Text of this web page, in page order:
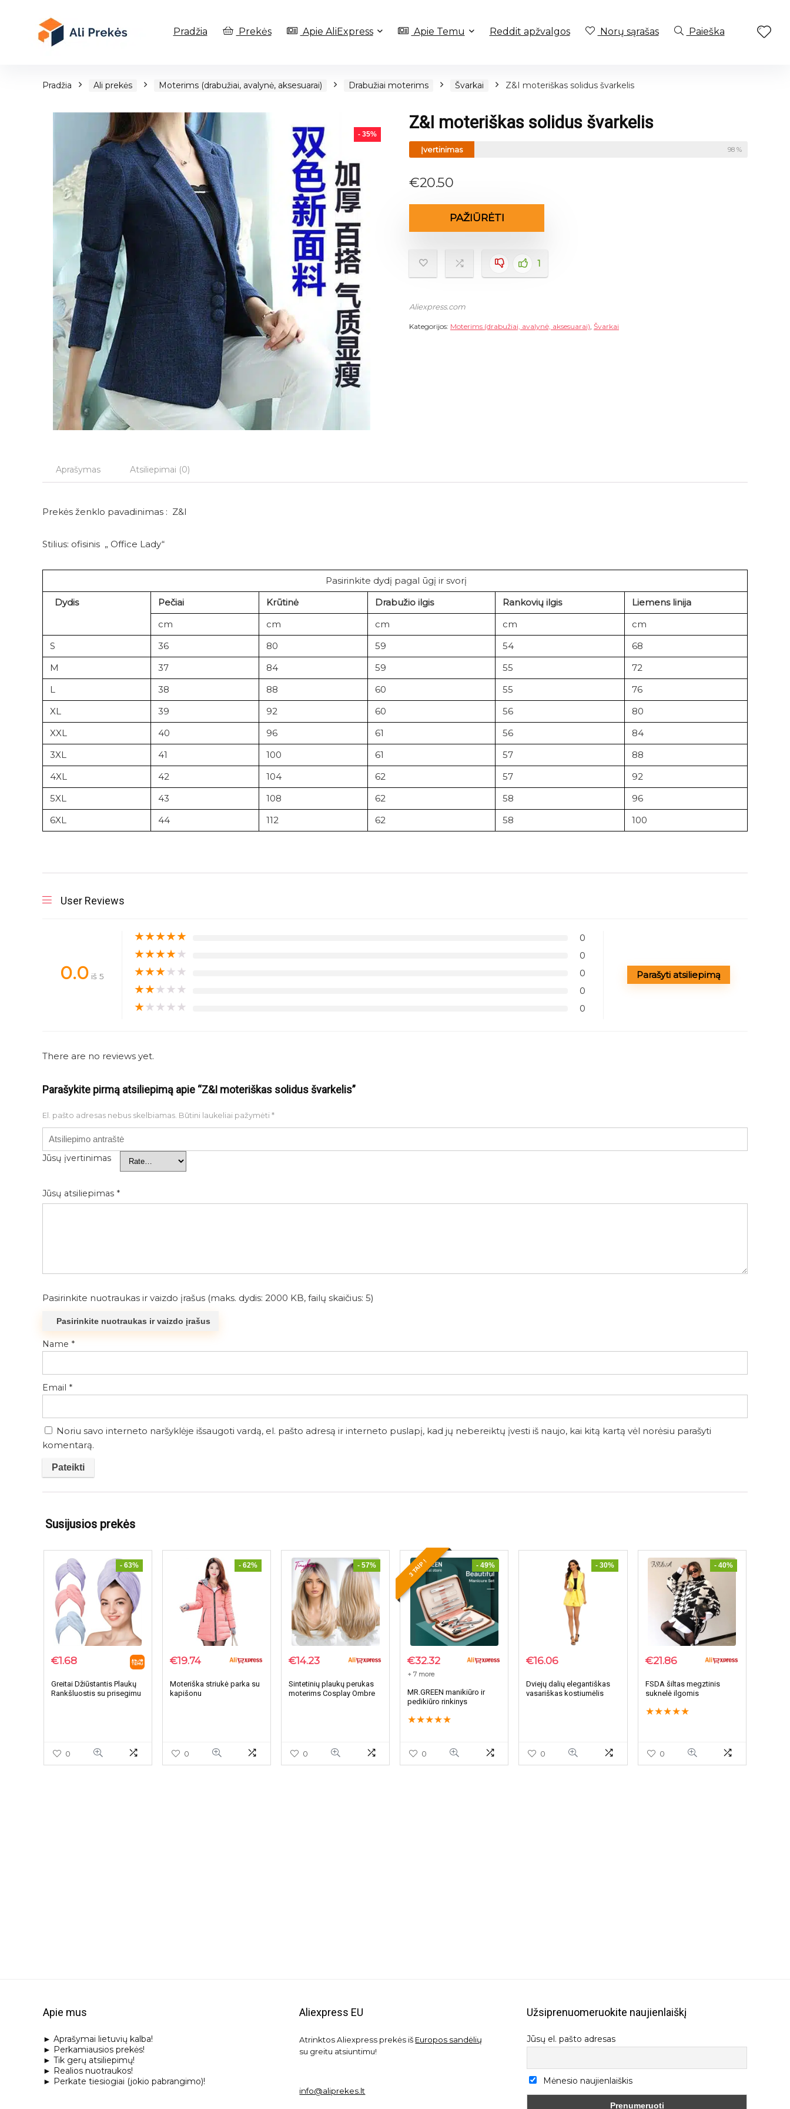
Pradžia Prekės Apie AliExpress Apie Temu Reddit apžvalgos Norų sąrašas Paieška
Pradžia Ali prekės Moterims (drabužiai, avalynė, aksesuarai) Drabužiai moterims Švarkai Z&I moteriškas solidus švarkelis
- 35%
Z&I moteriškas solidus švarkelis
Įvertinimas 98 %
€20.50
PAŽIŪRĖTI
1
Aliexpress.com
Kategorijos: Moterims (drabužiai, avalynė, aksesuarai), Švarkai
Aprašymas Atsiliepimai (0)
Prekės ženklo pavadinimas : Z&I
Stilius: ofisinis „ Office Lady“
Pasirinkite dydį pagal ūgį ir svorį
Dydis
Pečiai Krūtinė Drabužio ilgis Rankovių ilgis
Liemens linija
cm
cm cm cm
cm
S
36 80 59 54
68
M
37 84 59 55
72
L
38 88 60 55
76
XL
39 92 60 56
80
XXL
40 96 61 56
84
3XL
41 100 61 57
88
4XL
42 104 62 57
92
5XL
43 108 62 58
96
6XL
44 112 62 58 100
User Reviews
0.0 iš 5
★★★★★ 0
★★★★★ 0
★★★★★ 0
★★★★★ 0
★★★★★ 0
Parašyti atsiliepimą
There are no reviews yet.
Parašykite pirmą atsiliepimą apie “Z&I moteriškas solidus švarkelis”
El. pašto adresas nebus skelbiamas. Būtini laukeliai pažymėti *
Jūsų įvertinimas
Jūsų atsiliepimas *
Pasirinkite nuotraukas ir vaizdo įrašus (maks. dydis: 2000 KB, failų skaičius: 5)
Pasirinkite nuotraukas ir vaizdo įrašus
Name *
Email *
Noriu savo interneto naršyklėje išsaugoti vardą, el. pašto adresą ir interneto puslapį, kad jų nebereiktų įvesti iš naujo, kai kitą kartą vėl norėsiu parašyti
komentarą.
Susijusios prekės
- 63%
€1.68
Greitai Džiūstantis Plaukų
Rankšluostis su prisegimu
0
- 62%
€19.74
Moteriška striukė parka su
kapišonu
0
- 57%
€14.23
Sintetinių plaukų perukas
moterims Cosplay Ombre
0
3 TAIP ! - 49%
€32.32
+ 7 more
MR.GREEN manikiūro ir
pedikiūro rinkinys
★★★★★
0
- 30%
€16.06
Dviejų dalių elegantiškas
vasariškas kostiumėlis
0
- 40%
€21.86
FSDA šiltas megztinis
suknelė ilgomis
★★★★★
0
Apie mus
► Aprašymai lietuvių kalba!
► Perkamiausios prekės!
► Tik gerų atsiliepimų!
► Realios nuotraukos!
► Perkate tiesiogiai (jokio pabrangimo)!
Aliexpress EU
Atrinktos Aliexpress prekės iš Europos sandėlių
su greitu atsiuntimu!
info@aliprekes.lt
Užsiprenuomeruokite naujienlaiškį
Jūsų el. pašto adresas
Mėnesio naujienlaiškis